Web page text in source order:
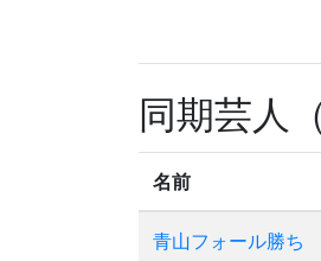
同期芸人
名前
青山フォール勝ち